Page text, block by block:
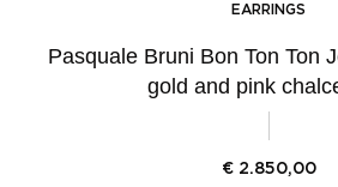
EARRINGS
Pasquale Bruni Bon Ton Ton
gold and pink
€ 2.850,00